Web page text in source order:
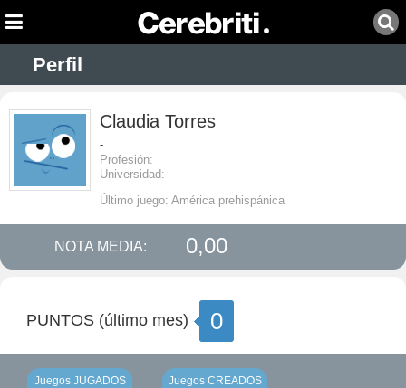
Perfil
Claudia Torres
-
Profesión:
Universidad:
Último juego: América prehispánica
NOTA MEDIA: 0,00
PUNTOS (último mes) 0
Juegos JUGADOS Juegos CREADOS